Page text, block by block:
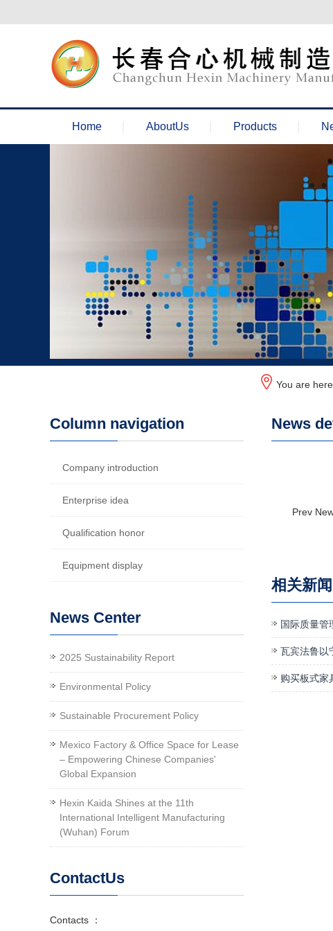
Home AboutUs Products
You are
News
Prev
相关新闻
国际质量管
瓦宾法鲁以
购买板式家
Column navigation
Company introduction
Enterprise idea
Qualification honor
Equipment display
News Center
2025 Sustainability Report
Environmental Policy
Sustainable Procurement Policy
Mexico Factory & Office Space for Lease
– Empowering Chinese Companies'
Global Expansion
Hexin Kaida Shines at the 11th
International Intelligent Manufacturing
(Wuhan) Forum
ContactUs
Contacts ：